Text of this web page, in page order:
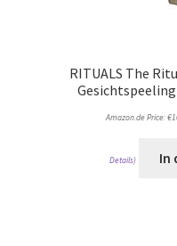
RITUALS The
Amazon.de Price:€
Details) In